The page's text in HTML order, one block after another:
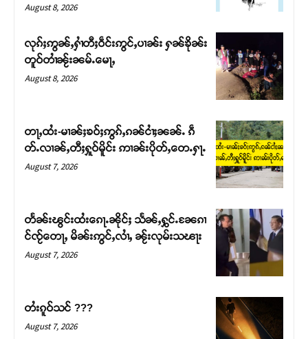
တႃႇႁႂ်ႈသဵင်ၵၢင်ၸႂ်ၵူၼ်းမိူင်း ၵူႈတီႈၵူႈလႅၼ်ပေႃးတေၸွ
တ်ႇ တူဝ်ႈလုမ်ႈၾႃႉၼၼ်ႉ ၶဝ်ႈႁူမ်ႈၵမ်ႉထႅမ် ၸုမ်းၶၢ
ဝ်ႇၽူႈတွႆႇႁွၵ်ႈ လႆႈယူႇၶႃႈဢေႃႈ။
August 8, 2026
လုၵ်ႈဢွၼ်ႇႁၢႆတီႈဝဵင်းဢွင်ႇပၢၼ်း ႁၼ်ၶိုၼ်း
တူဝ်တၢႆၼႂ်းၼမ်ႉမေႃႇ
August 8, 2026
တႃႇထႆး-မၢၼ်ႈၶဝ်ႈဢွၵ်ႇၵၼ်ငၢႆႈၼၼ်ႉ ၵဵ
တ်ႉလၢၼ်ႇတီႈႁူဝ်မိူင်း ဢၢၼ်းပိုတ်ႇတေႉႁႃႉ
August 7, 2026
တႅၼ်းၽွင်းထႆးၵေႃႉၼိုင်ႈ သႅၼ်ႇႁွင်ႉၼႄၵၢ
င်ၸႂ်တေႃႇ မိၼ်းဢွင်ႇလၢႆႇ ၼႂ်းလုမ်းသၽႃး
August 7, 2026
တႆးၵူဝ်သင် ???
August 7, 2026